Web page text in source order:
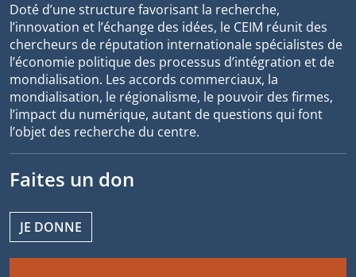
Doté d’une structure favorisant la recherche,
l’innovation et l’échange des idées, le CEIM réunit des
chercheurs de réputation internationale spécialistes de
l’économie politique des processus d’intégration et de
mondialisation. Les accords commerciaux, la
mondialisation, le régionalisme, le pouvoir des firmes,
l’impact du numérique, autant de questions qui font
l’objet des recherche du centre.
Faites un don
JE DONNE